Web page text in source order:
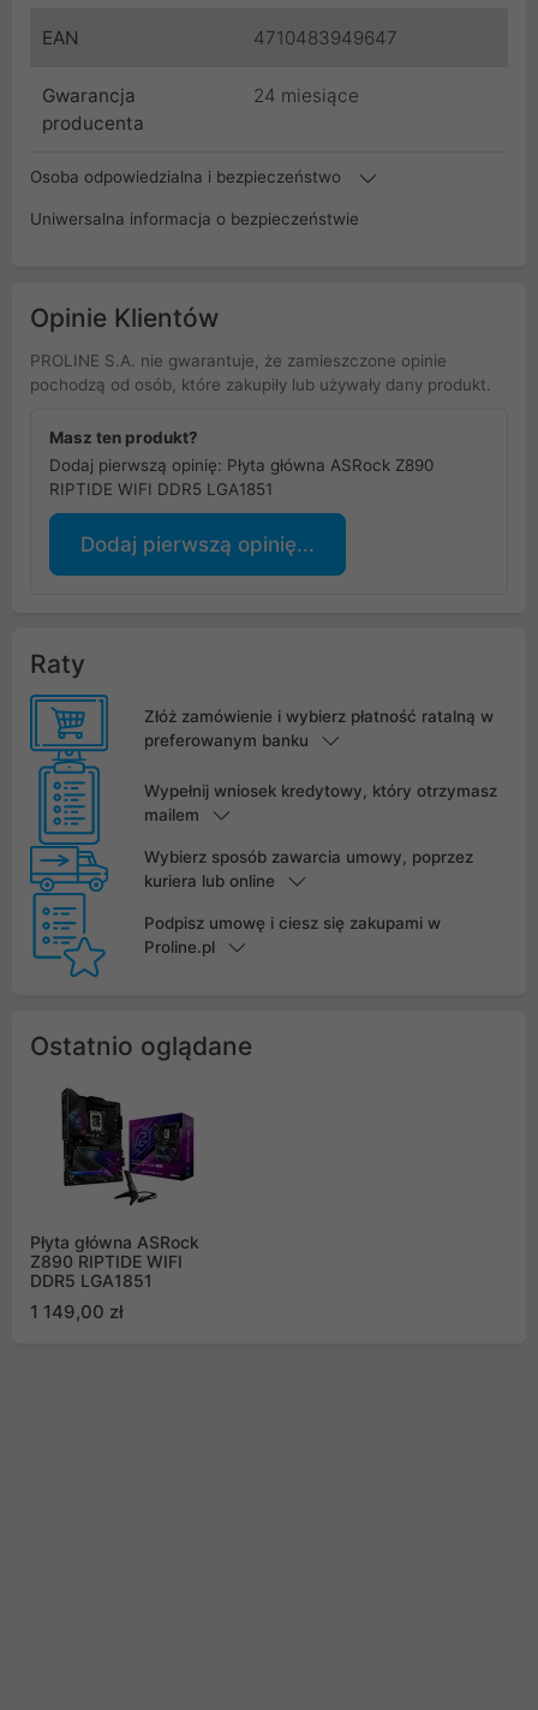
EAN 4710483949647
Gwarancja
producenta
24 miesiące
Osoba odpowiedzialna i bezpieczeństwo
Uniwersalna informacja o bezpieczeństwie
Opinie Klientów
PROLINE S.A. nie gwarantuje, że zamieszczone opinie
pochodzą od osób, które zakupiły lub używały dany produkt.
Masz ten produkt?
Dodaj pierwszą opinię: Płyta główna ASRock Z890
RIPTIDE WIFI DDR5 LGA1851
Dodaj pierwszą opinię...
Raty
Złóż zamówienie i wybierz płatność ratalną w
preferowanym banku
Wypełnij wniosek kredytowy, który otrzymasz
mailem
Wybierz sposób zawarcia umowy, poprzez
kuriera lub online
Podpisz umowę i ciesz się zakupami w
Proline.pl
Ostatnio oglądane
Płyta główna ASRock
Z890 RIPTIDE WIFI
DDR5 LGA1851
1 149,00 zł